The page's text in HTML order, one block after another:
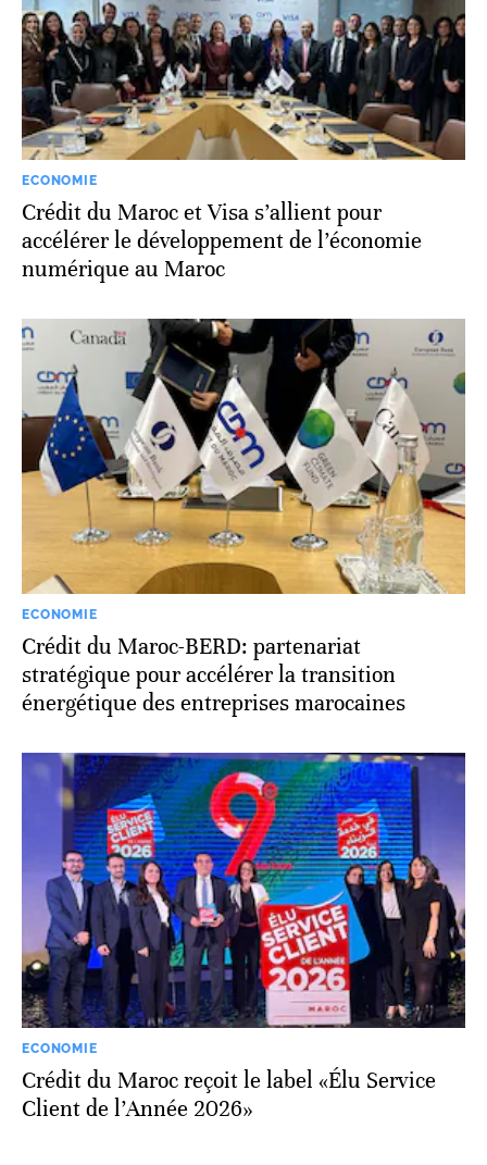
ECONOMIE
Crédit du Maroc et Visa s’allient pour
accélérer le développement de l’économie
numérique au Maroc
ECONOMIE
Crédit du Maroc-BERD: partenariat
stratégique pour accélérer la transition
énergétique des entreprises marocaines
ECONOMIE
Crédit du Maroc reçoit le label «Élu Service
Client de l’Année 2026»